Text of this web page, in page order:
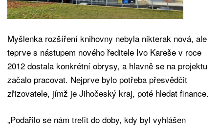
Myšlenka rozšíření knihovny nebyla nikterak nová, ale
teprve s nástupem nového ředitele Ivo Kareše v roce
2012 dostala konkrétní obrysy, a hlavně se na projektu
začalo pracovat. Nejprve bylo potřeba přesvědčit
zřizovatele, jímž je Jihočeský kraj, poté hledat finance.
„Podařilo se nám trefit do doby, kdy byl vyhlášen